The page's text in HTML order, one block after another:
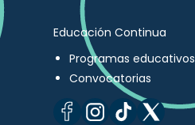
Educación Continua
Programas educativos
Convocatorias